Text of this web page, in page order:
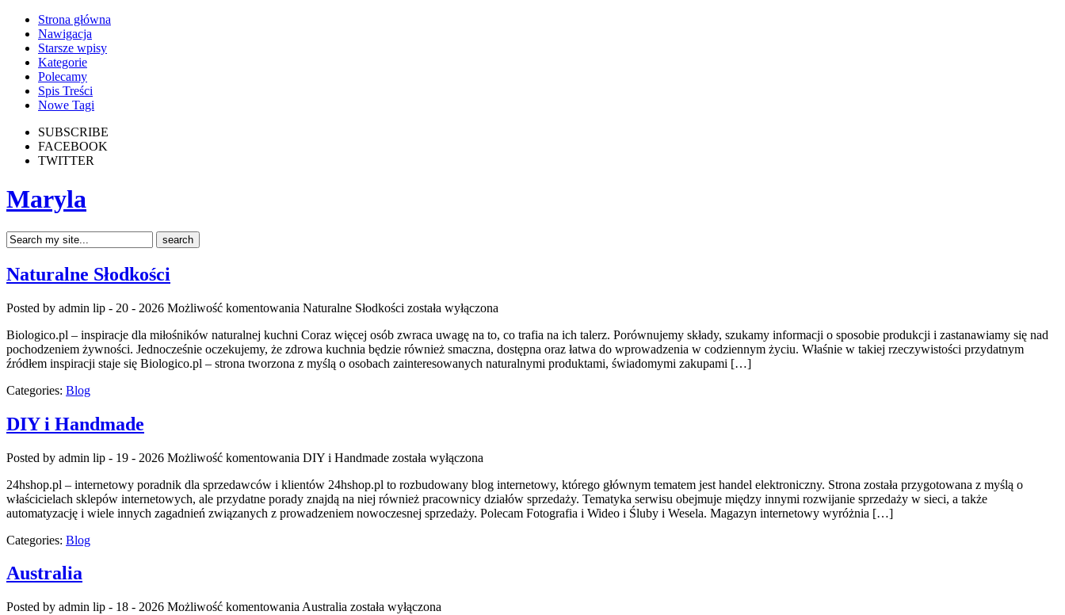
Strona główna
Nawigacja
Starsze wpisy
Kategorie
Polecamy
Spis Treści
Nowe Tagi
SUBSCRIBE
FACEBOOK
TWITTER
Maryla
Naturalne Słodkości
Posted by admin lip - 20 - 2026 Możliwość komentowania Naturalne Słodkości została wyłączona
Biologico.pl – inspiracje dla miłośników naturalnej kuchni Coraz więcej osób zwraca uwagę na to, co trafia na ich talerz. Porównujemy składy, szukamy informacji o sposobie produkcji i zastanawiamy się nad
pochodzeniem żywności. Jednocześnie oczekujemy, że zdrowa kuchnia będzie również smaczna, dostępna oraz łatwa do wprowadzenia w codziennym życiu. Właśnie w takiej rzeczywistości przydatnym
źródłem inspiracji staje się Biologico.pl – strona tworzona z myślą o osobach zainteresowanych naturalnymi produktami, świadomymi zakupami […]
Categories: Blog
DIY i Handmade
Posted by admin lip - 19 - 2026 Możliwość komentowania DIY i Handmade została wyłączona
24hshop.pl – internetowy poradnik dla sprzedawców i klientów 24hshop.pl to rozbudowany blog internetowy, którego głównym tematem jest handel elektroniczny. Strona została przygotowana z myślą o
właścicielach sklepów internetowych, ale przydatne porady znajdą na niej również pracownicy działów sprzedaży. Tematyka serwisu obejmuje między innymi rozwijanie sprzedaży w sieci, a także
automatyzację i wiele innych zagadnień związanych z prowadzeniem nowoczesnej sprzedaży. Polecam Fotografia i Wideo i Śluby i Wesela. Magazyn internetowy wyróżnia […]
Categories: Blog
Australia
Posted by admin lip - 18 - 2026 Możliwość komentowania Australia została wyłączona